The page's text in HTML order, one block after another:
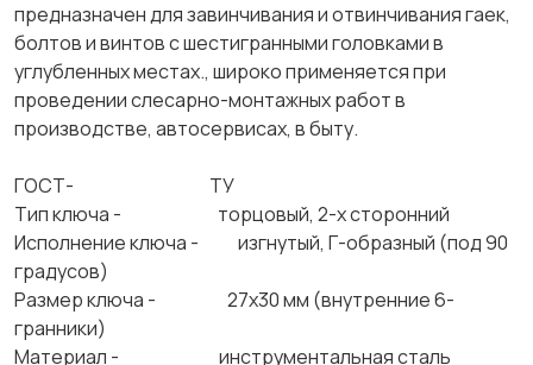
предназначен для завинчивания и отвинчивания гаек,
болтов и винтов с шестигранными головками в
углубленных местах., широко применяется при
проведении слесарно-монтажных работ в
производстве, автосервисах, в быту.
ГОСТ- ТУ
Тип ключа - торцовый, 2-х сторонний
Исполнение ключа - изгнутый, Г-образный (под 90
градусов)
Размер ключа - 27х30 мм (внутренние 6-
гранники)
Материал - инструментальная сталь